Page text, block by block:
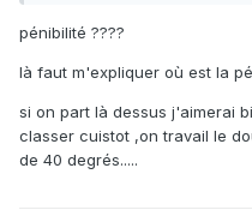
pénibilité ????
là faut m'expliquer où est la
si on part là dessus j'aimerai
classer cuistot ,on travail le
de 40 degrés.....